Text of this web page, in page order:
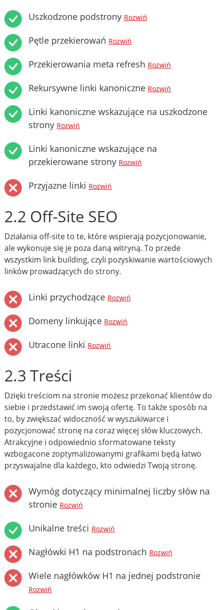
Uszkodzone podstrony Rozwiń
Pętle przekierowań Rozwiń
Przekierowania meta refresh Rozwiń
Rekursywne linki kanoniczne Rozwiń
Linki kanoniczne wskazujące na uszkodzone
strony Rozwiń
Linki kanoniczne wskazujące na
przekierowane strony Rozwiń
Przyjazne linki Rozwiń
2.2 Off-Site SEO
Działania off-site to te, które wspierają pozycjonowanie,
ale wykonuje się je poza daną witryną. To przede
wszystkim link building, czyli pozyskiwanie wartościowych
linków prowadzących do strony.
Linki przychodzące Rozwiń
Domeny linkujące Rozwiń
Utracone linki Rozwiń
2.3 Treści
Dzięki treściom na stronie możesz przekonać klientów do
siebie i przedstawić im swoją ofertę. To także sposób na
to, by zwiększać widoczność w wyszukiwarce i
pozycjonować stronę na coraz więcej słów kluczowych.
Atrakcyjne i odpowiednio sformatowane teksty
wzbogacone zoptymalizowanymi grafikami będą łatwo
przyswajalne dla każdego, kto odwiedzi Twoją stronę.
Wymóg dotyczący minimalnej liczby słów na
stronie Rozwiń
Unikalne treści Rozwiń
Nagłówki H1 na podstronach Rozwiń
Wiele nagłówków H1 na jednej podstronie
Rozwiń